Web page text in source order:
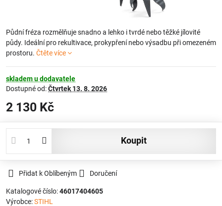
Půdní fréza rozmělňuje snadno a lehko i tvrdé nebo těžké jílovité
půdy. Ideální pro rekultivace, prokypření nebo výsadbu při omezeném
prostoru. Čtěte více
skladem u dodavatele
Dostupné od:Čtvrtek 13. 8. 2026
2 130 Kč
koupit
Přidat k Oblíbeným Doručení
Katalogové číslo:46017404605
Výrobce:STIHL